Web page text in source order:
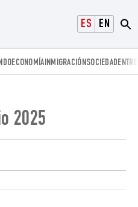
ESPAÑOLENGLISH
ECONOMÍAINMIGRACIÓNSOCIEDAD
2025